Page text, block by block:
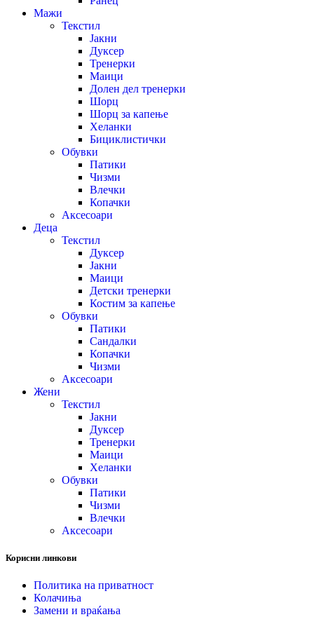
Мажи
Текстил
Јакни
Дуксер
Тренерки
Маици
Долен дел тренерки
Шорц
Шорц за капење
Хеланки
Бициклистички
Обувки
Патики
Чизми
Влечки
Копачки
Аксесоари
Деца
Текстил
Дуксер
Јакни
Маици
Детски тренерки
Костим за капење
Обувки
Патики
Сандалки
Копачки
Чизми
Аксесоари
Жени
Текстил
Јакни
Дуксер
Тренерки
Маици
Хеланки
Обувки
Патики
Чизми
Влечки
Аксесоари
Корисни линкови
Политика на приватност
Колачиња
Замени и враќања